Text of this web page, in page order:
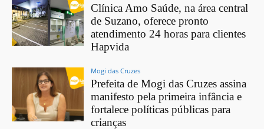
Clínica Amo Saúde, na área central
de Suzano, oferece pronto
atendimento 24 horas para clientes
Hapvida
Mogi das Cruzes
Prefeita de Mogi das Cruzes assina
manifesto pela primeira infância e
fortalece políticas públicas para
crianças